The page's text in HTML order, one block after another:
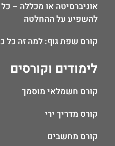
לימודים וקורסים
קורס חשמלאי מוסמך
קורס מדריך ירי
קורס מחשבים
אוניברסיטה או מכללה –
להשפיע על ההחלטה
קורס שפת גוף: למה זה כל